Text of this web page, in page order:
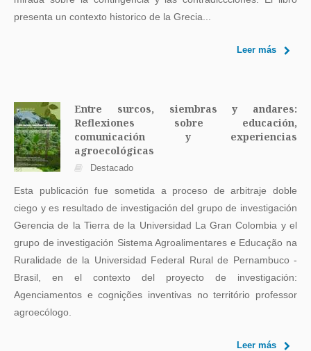
presenta un contexto historico de la Grecia...
Leer más
Entre surcos, siembras y andares:
Reflexiones sobre educación,
comunicación y experiencias
agroecológicas
Destacado
Esta publicación fue sometida a proceso de arbitraje doble
ciego y es resultado de investigación del grupo de investigación
Gerencia de la Tierra de la Universidad La Gran Colombia y el
grupo de investigación Sistema Agroalimentares e Educação na
Ruralidade de la Universidad Federal Rural de Pernambuco -
Brasil, en el contexto del proyecto de investigación:
Agenciamentos e cognições inventivas no território professor
agroecólogo.
Leer más